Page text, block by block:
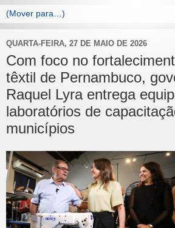
QUARTA-FEIRA, 27 DE MAIO DE 2026
Com foco no
têxtil de Pernambuco,
Raquel Lyra entrega
laboratórios de
municípios